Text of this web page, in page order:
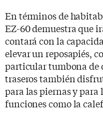
En términos de
EZ-60 demuestra que
contará con la
elevar un reposapiés,
particular tumbona de
traseros también
para las piernas y para
funciones como la